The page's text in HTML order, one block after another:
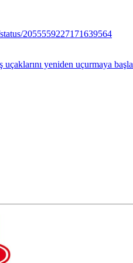
2055559227171639564
yeniden uçurmaya